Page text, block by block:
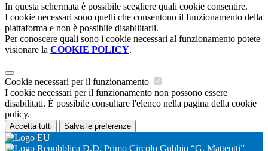
In questa schermata è possibile scegliere quali cookie consentire.
I cookie necessari sono quelli che consentono il funzionamento della
piattaforma e non è possibile disabilitarli.
Per conoscere quali sono i cookie necessari al funzionamento potete
visionare la COOKIE POLICY.
Cookie necessari per il funzionamento
I cookie necessari per il funzionamento non possono essere
disabilitati. È possibile consultare l'elenco nella pagina della cookie
policy.
Accetta tutti Salva le preferenze
D.D. Primo Circolo Gubbio “G. Matteotti”